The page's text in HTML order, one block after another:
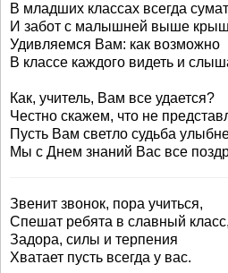
В младших классах всегда
И забот с малышней выше
Удивляемся Вам: как возможно
В классе каждого видеть и
Как, учитель, Вам все удается?
Честно скажем, что не
Пусть Вам светло судьба
Мы с Днем знаний Вас все
Звенит звонок, пора учиться,
Спешат ребята в славный класс,
Задора, силы и терпения
Хватает пусть всегда у вас.